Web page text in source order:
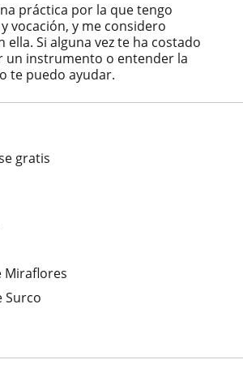
gratis
Miraflores
Surco
práctica por la que tengo
vocación, y me considero
ella. Si alguna vez te ha costado
un instrumento o entender la
te puedo ayudar.